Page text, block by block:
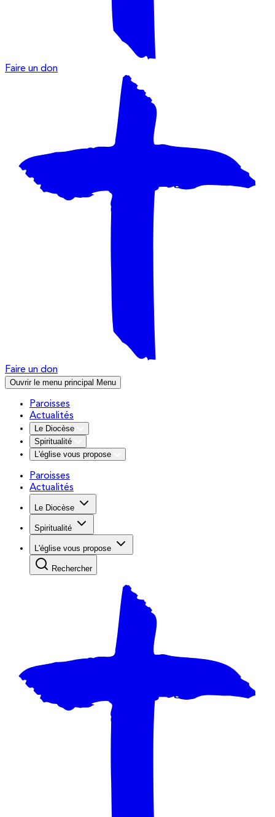
Faire un don
Faire un don
Ouvrir le menu principal Menu
Paroisses
Actualités
Le Diocèse
Spiritualité
L'église vous propose
Paroisses
Actualités
Le Diocèse
Spiritualité
L'église vous propose
Rechercher